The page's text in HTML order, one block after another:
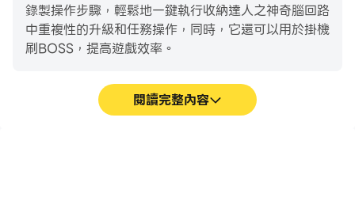
錄製操作步驟，輕鬆地一鍵執行收納達人之神奇腦回路
中重複性的升級和任務操作，同時，它還可以用於掛機
刷BOSS，提高遊戲效率。
閱讀完整內容